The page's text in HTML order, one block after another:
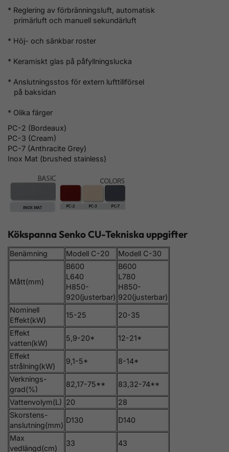
* Reglering av förbränningsluft, automatisk
primärluft och manuell sekundärluft
* Höj- och sänkbar roster
* Keramiskt glas på påfyllningslucka
* Anslutningsstos för extern lufttillförsel
på baksidan
* Olika färger
PC-2 (Bordeaux)
PC-3 (Cream)
PC-7 (Anthracite Grey)
Inox Mat (brushed stainless)
Kökspanna Senko CU-Tekniska uppgifter
Benämning Modell C-20 Modell C-30
Mått(mm)
B600
L640
H850-
920(justerbar)
B600
L780
H850-
920(justerbar)
Nominell
Effekt(kW)
15-25 20-35
Effekt
vatten(kW)
5,9-20* 12-21*
Effekt
strålning(kW)
9,1-5* 8-14*
Verknings-
grad(%)
82,17-75** 83,32-74**
Vattenvolym(L) 20
28
Skorstens-
anslutning(mm)
D130 D140
Max
vedlängd(cm)
33 43